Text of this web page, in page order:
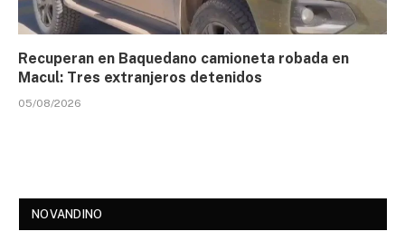
Recuperan en Baquedano camioneta robada en
Macul: Tres extranjeros detenidos
05/08/2026
NOVANDINO